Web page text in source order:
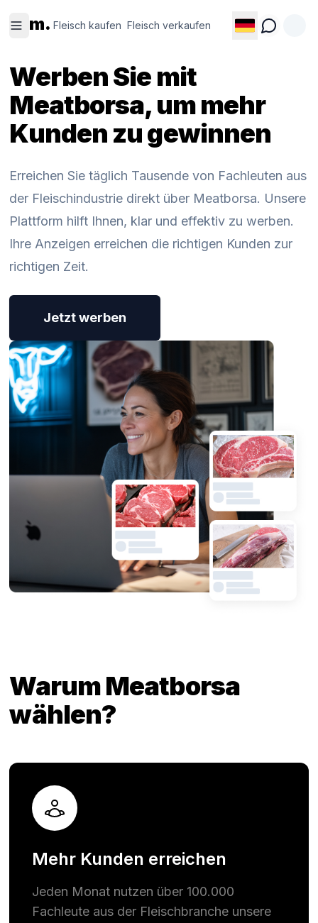
m. Fleisch kaufen Fleisch verkaufen
kaufen
verkaufen
Werben Sie mit
Meatborsa, um mehr
Kunden zu gewinnen
Erreichen Sie täglich Tausende von Fachleuten aus
der Fleischindustrie direkt über Meatborsa. Unsere
Plattform hilft Ihnen, klar und effektiv zu werben.
Ihre Anzeigen erreichen die richtigen Kunden zur
richtigen Zeit.
Jetzt werben
Warum Meatborsa
wählen?
Mehr Kunden erreichen
Jeden Monat nutzen über 100.000
Fachleute aus der Fleischbranche unsere